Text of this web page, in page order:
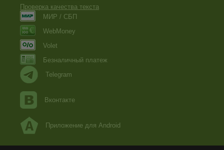
Проверка качества текста
МИР / СБП
WebMoney
Volet
Безналичный платеж
Telegram
Вконтакте
Приложение для Android